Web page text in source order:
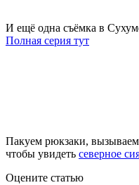
И ещё одна съёмка в
Полная серия тут
Пакуем рюкзаки,
чтобы увидеть северное
Оцените статью